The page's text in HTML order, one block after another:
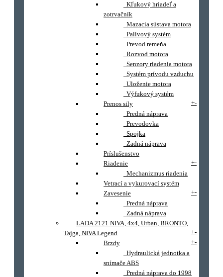
Kľukový hriadeľ a
zotrvačník
Mazacia sústava motora
Palivový systém
Prevod remeňa
Rozvod motora
Senzory riadenia motora
Systém prívodu vzduchu
Uloženie motora
Výfukový systém
Prenos sily
+-
Predná náprava
Prevodovka
Spojka
Zadná náprava
Príslušenstvo
Riadenie
+-
Mechanizmus riadenia
Vetrací a vykurovací systém
Zavesenie
+-
Predná náprava
Zadná náprava
LADA 2121 NIVA, 4x4, Urban, BRONTO,
Tajga, NIVA Legend
+-
Brzdy
+-
Hydraulická jednotka a
snímače ABS
Predná náprava do 1998